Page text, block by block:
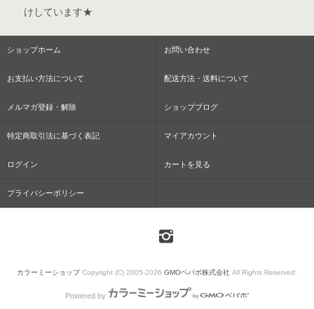
けしています★
ショップホーム お問い合わせ
お支払い方法について 配送方法・送料について
メルマガ登録・解除 ショップブログ
特定商取引法に基づく表記 マイアカウント
ログイン カートを見る
プライバシーポリシー
カラーミーショップ Copyright (C) 2005-2026 GMOペパボ株式会社 All Rights Reserved.
Powered by